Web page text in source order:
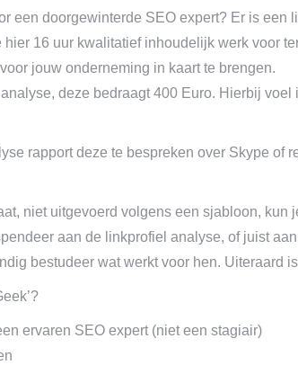
een doorgewinterde SEO expert? Er is een
16 uur kwalitatief inhoudelijk werk voor
jouw onderneming in kaart te brengen.
deze bedraagt 400 Euro. Hierbij voel
rapport deze te bespreken over Skype of
niet uitgevoerd volgens een sjabloon, kun
aan de linkprofiel analyse, of juist
bestudeer wat werkt voor hen. Uiteraard
ervaren SEO expert (niet een stagiair)